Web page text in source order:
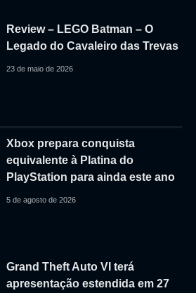
Review – LEGO Batman – O
Legado do Cavaleiro das Trevas
23 de maio de 2026
Xbox prepara conquista
equivalente à Platina do
PlayStation para ainda este ano
5 de agosto de 2026
Grand Theft Auto VI terá
apresentação estendida em 27